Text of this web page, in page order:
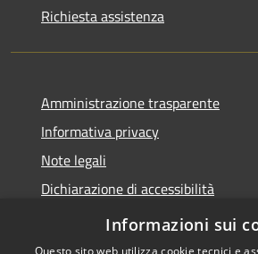
Richiesta assistenza
Amministrazione trasparente
Informativa privacy
Note legali
Dichiarazione di accessibilità
Feedback accessibilità
Informazioni sui
Questo sito web utilizza cookie tecnici e